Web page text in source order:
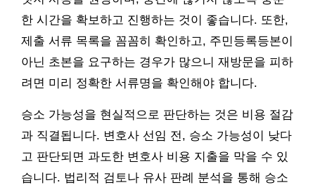
한 시간을 확보하고 진행하는 것이 좋습니다. 또한,
제출 서류 목록을 꼼꼼히 확인하고, 주민등록등본이
아닌 초본을 요구하는 경우가 많으니 재방문을 피하
려면 미리 정확한 서류명을 확인해야 합니다.
승소 가능성을 현실적으로 판단하는 것은 비용 절감
과 직결됩니다. 변호사 선임 전, 승소 가능성이 낮다
고 판단되면 과도한 변호사 비용 지출을 막을 수 있
습니다. 법리적 검토나 유사 판례 분석을 통해 승소